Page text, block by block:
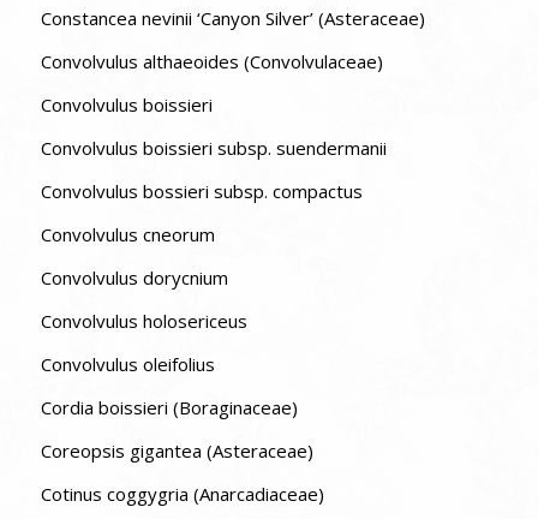
Constancea nevinii ‘Canyon Silver’ (Asteraceae)
Convolvulus althaeoides (Convolvulaceae)
Convolvulus boissieri
Convolvulus boissieri subsp. suendermanii
Convolvulus bossieri subsp. compactus
Convolvulus cneorum
Convolvulus dorycnium
Convolvulus holosericeus
Convolvulus oleifolius
Cordia boissieri (Boraginaceae)
Coreopsis gigantea (Asteraceae)
Cotinus coggygria (Anarcadiaceae)